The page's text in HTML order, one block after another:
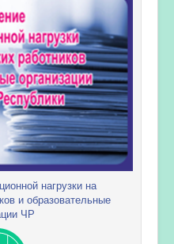
нагрузки на
и образовательные
ЧР